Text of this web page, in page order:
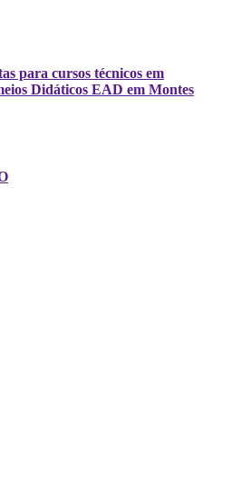
para cursos técnicos em
Didáticos EAD em Montes